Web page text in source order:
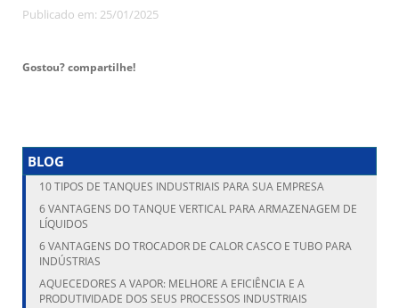
Publicado em: 25/01/2025
Gostou? compartilhe!
BLOG
10 TIPOS DE TANQUES INDUSTRIAIS PARA SUA EMPRESA
6 VANTAGENS DO TANQUE VERTICAL PARA ARMAZENAGEM DE
LÍQUIDOS
6 VANTAGENS DO TROCADOR DE CALOR CASCO E TUBO PARA
INDÚSTRIAS
AQUECEDORES A VAPOR: MELHORE A EFICIÊNCIA E A
PRODUTIVIDADE DOS SEUS PROCESSOS INDUSTRIAIS